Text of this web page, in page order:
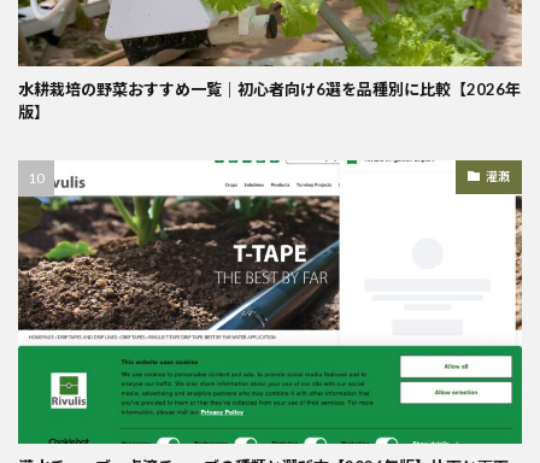
水耕栽培の野菜おすすめ一覧｜初心者向け6選を品種別に比較【2026年
版】
灌漑